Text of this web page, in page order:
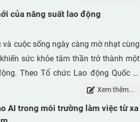
của năng suất lao động
cuộc sống ngày càng mờ nhạt cùng
sức khỏe tâm thần trở thành một
Theo Tổ chức Lao động Quốc tế
việc góp phần gây ra hơn 840.000 ca
chuyện phúc lợi, sức khỏe tinh thần
phí nhân sự và năng lực cạnh tranh
Xem thêm...
AI trong môi trường làm việc từ xa